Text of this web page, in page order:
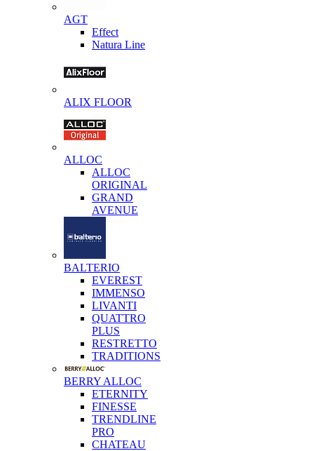
AGT
Effect
Natura Line
ALIX FLOOR
ALLOC
ALLOC
ORIGINAL
GRAND
AVENUE
BALTERIO
EVEREST
IMMENSO
LIVANTI
QUATTRO
PLUS
RESTRETTO
TRADITIONS
BERRY ALLOC
ETERNITY
FINESSE
TRENDLINE
PRO
CHATEAU